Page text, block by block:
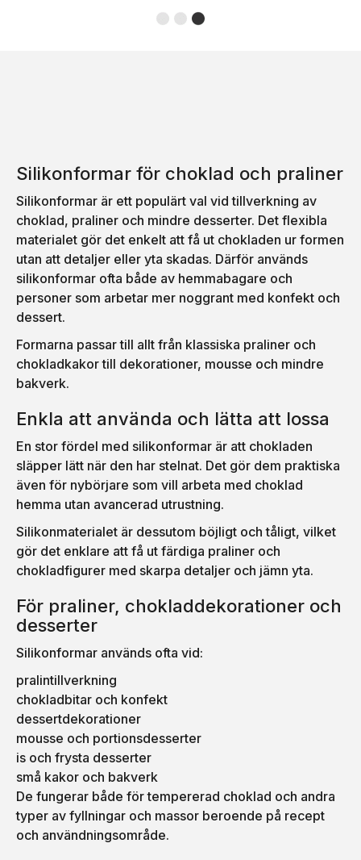
Silikonformar för choklad och praliner
Silikonformar är ett populärt val vid tillverkning av
choklad, praliner och mindre desserter. Det flexibla
materialet gör det enkelt att få ut chokladen ur formen
utan att detaljer eller yta skadas. Därför används
silikonformar ofta både av hemmabagare och
personer som arbetar mer noggrant med konfekt och
dessert.
Formarna passar till allt från klassiska praliner och
chokladkakor till dekorationer, mousse och mindre
bakverk.
Enkla att använda och lätta att lossa
En stor fördel med silikonformar är att chokladen
släpper lätt när den har stelnat. Det gör dem praktiska
även för nybörjare som vill arbeta med choklad
hemma utan avancerad utrustning.
Silikonmaterialet är dessutom böjligt och tåligt, vilket
gör det enklare att få ut färdiga praliner och
chokladfigurer med skarpa detaljer och jämn yta.
För praliner, chokladdekorationer och
desserter
Silikonformar används ofta vid:
pralintillverkning
chokladbitar och konfekt
dessertdekorationer
mousse och portionsdesserter
is och frysta desserter
små kakor och bakverk
De fungerar både för tempererad choklad och andra
typer av fyllningar och massor beroende på recept
och användningsområde.